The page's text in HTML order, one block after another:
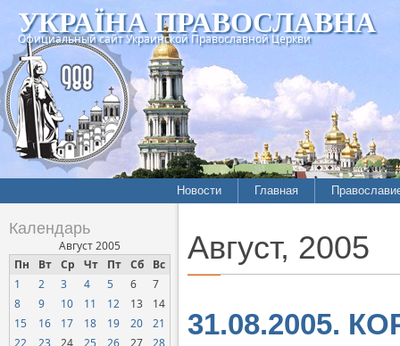
УКРАЇНА ПРАВОСЛАВНА
Официальный сайт Украинской Православной Церкви
Новости
Межконфессиональные
отношения
Официальная хроника
Главная
История
Календарь
Август 2005
Пн
Вт Ср Чт Пт Сб Вс
1 2 3 4 5 6
7
8
9 10 11 12 13
14
15
16 17 18 19 20
21
22
23 24 25 26 27
28
Август, 2005
31.08.2005.